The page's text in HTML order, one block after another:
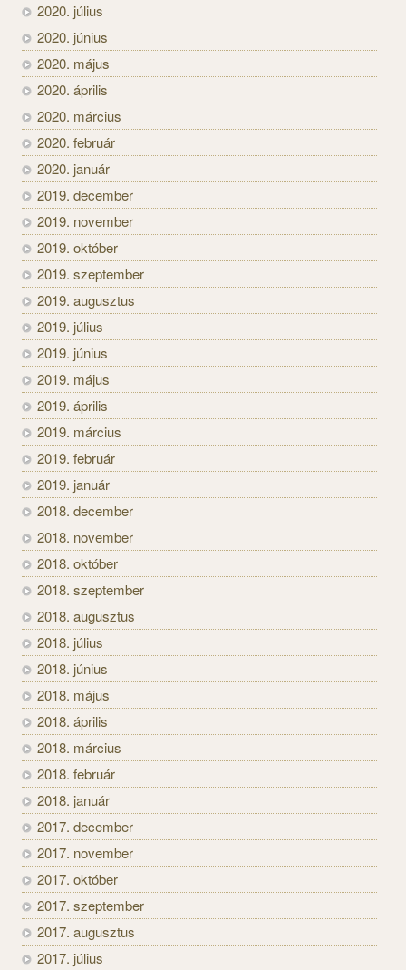
2020. július
2020. június
2020. május
2020. április
2020. március
2020. február
2020. január
2019. december
2019. november
2019. október
2019. szeptember
2019. augusztus
2019. július
2019. június
2019. május
2019. április
2019. március
2019. február
2019. január
2018. december
2018. november
2018. október
2018. szeptember
2018. augusztus
2018. július
2018. június
2018. május
2018. április
2018. március
2018. február
2018. január
2017. december
2017. november
2017. október
2017. szeptember
2017. augusztus
2017. július